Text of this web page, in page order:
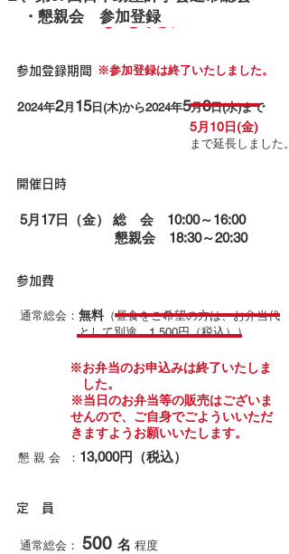
ました。
・懇親会 参加登録
参加登録期間 ※参加登録は終了いたしました。
2024年2月 15日(木)から2024年5月8日(水)まで
5月10日(金)
まで延長しました。
​開催日時
5月17日（金） 総 会 10:00～16:00
懇親会 18:30～20:30
参加費
通常総会： 無料 （昼食をご希望の方は、お弁当代
として別途、1,500円（税込））
※お弁当のお申込みは終了いたしま
した。
※​当日のお弁当等の販売はございま
せんので、ご自身でごよういいただ
きますようお願いいたします。
懇 親 会 ： 13,000円（税込）
​定 員
通常総会： 500 名 程度